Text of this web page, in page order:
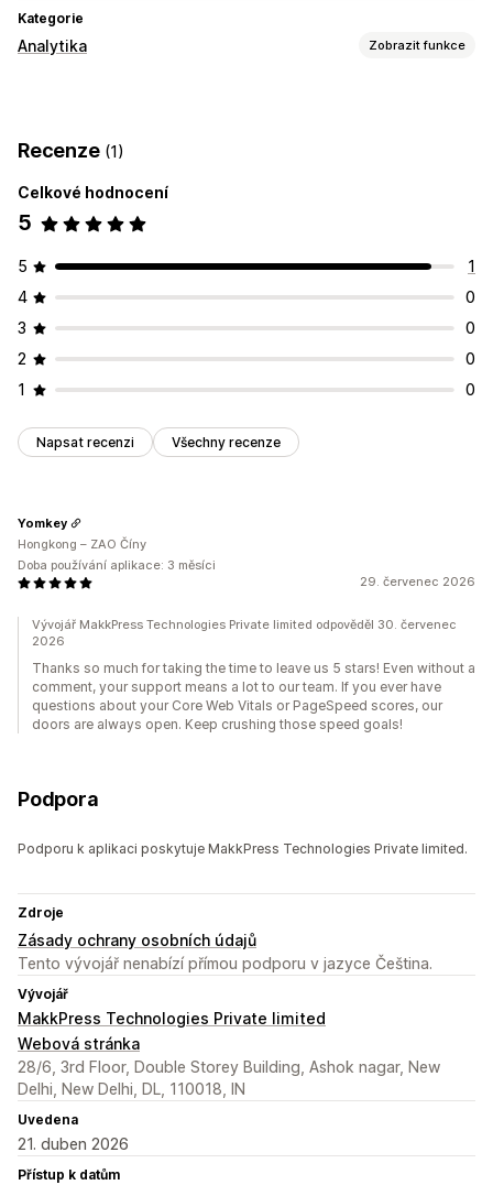
Kategorie
Analytika Zobrazit funkce
Nefunkční odkazy
Recenze (1)
Celkové hodnocení
5
5
1
4
0
3
0
2
0
1
0
Napsat recenzi Všechny recenze
29. červenec 2026
Yomkey
Hongkong – ZAO Číny
Doba používání aplikace: 3 měsíci
Vývojář MakkPress Technologies Private limited odpověděl 30. červenec
2026
Thanks so much for taking the time to leave us 5 stars! Even without a
comment, your support means a lot to our team. If you ever have
questions about your Core Web Vitals or PageSpeed scores, our
doors are always open. Keep crushing those speed goals!
Podpora
Podporu k aplikaci poskytuje MakkPress Technologies Private limited.
Zdroje
Zásady ochrany osobních údajů
Tento vývojář nenabízí přímou podporu v jazyce Čeština.
Vývojář
MakkPress Technologies Private limited
Webová stránka
28/6, 3rd Floor, Double Storey Building, Ashok nagar, New
Delhi, New Delhi, DL, 110018, IN
Uvedena
21. duben 2026
Přístup k datům